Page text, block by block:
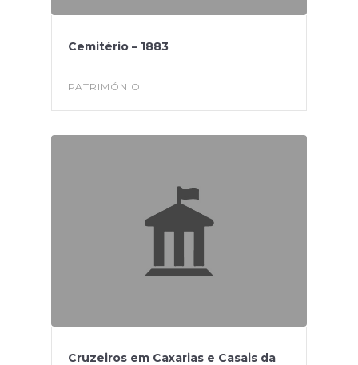
Cemitério – 1883
PATRIMÓNIO
Cruzeiros em Caxarias e Casais da